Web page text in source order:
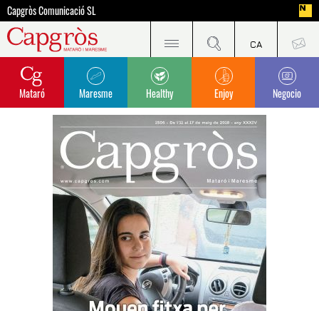
Capgròs Comunicació SL
Mataró Maresme Healthy Enjoy Negocio